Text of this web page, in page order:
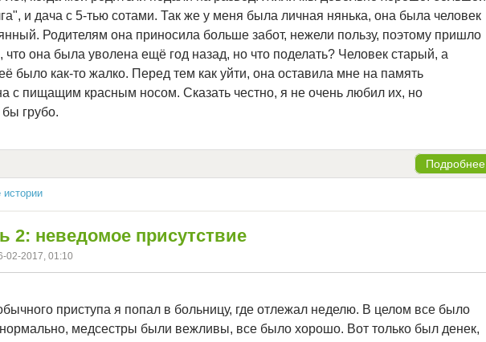
и дача с 5-тью сотами. Так же у меня была личная нянька, она была человек
Родителям она приносила больше забот, нежели пользу, поэтому пришло
что она была уволена ещё год назад, но что поделать? Человек старый, а
было как-то жалко. Перед тем как уйти, она оставила мне на память
с пищащим красным носом. Сказать честно, я не очень любил их, но
грубо.
Подробнее
2: неведомое присутствие
02-2017, 01:10
приступа я попал в больницу, где отлежал неделю. В целом все было
медсестры были вежливы, все было хорошо. Вот только был денек,